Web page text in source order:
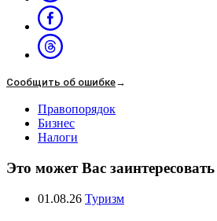
Сообщить об ошибке→
Правопорядок
Бизнес
Налоги
Это может Вас заинтересовать
01.08.26 Туризм